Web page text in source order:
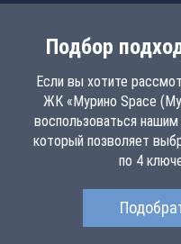
Подбор
Если вы хотите
ЖК «Мурино Space
воспользоваться
который позволяет
по 4